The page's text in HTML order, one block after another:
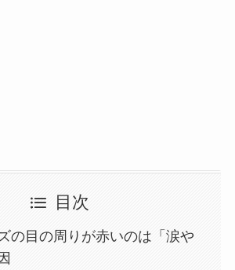
目次
の目の周りが赤いのは「涙や